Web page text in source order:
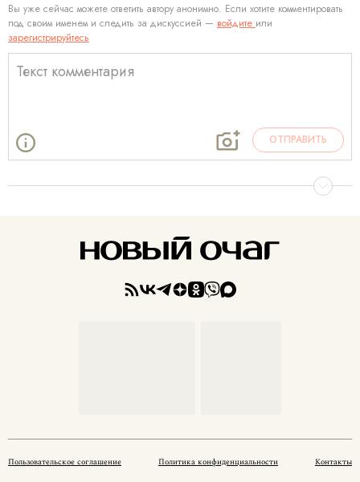
Вы уже сейчас можете ответить автору анонимно. Если хотите комментировать
под своим именем и следить за дискуссией — войдите или
зарегистрируйтесь
ОТПРАВИТЬ
Пользовательское соглашение Политика конфиденциальности Контакты